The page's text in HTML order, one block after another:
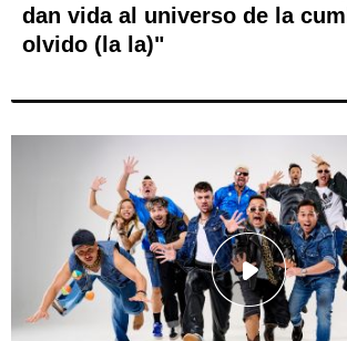
dan vida al universo de la
olvido (la la)"